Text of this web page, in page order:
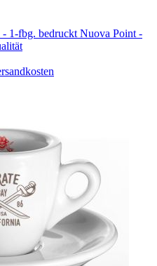
1-fbg. bedruckt Nuova Point -